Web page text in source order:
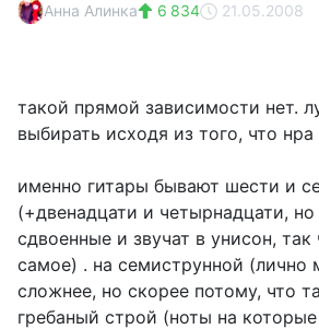
Анна Алинка 6 834 21.05.2008
такой прямой зависимости нет.
выбирать исходя из того, что нра
именно гитары бывают шести и
(+двенадцати и четырнадцати,
сдвоенные и звучат в унисон,
самое) . на семиструнной (лично
сложнее, но скорее потому, что
гребаный строй (ноты на